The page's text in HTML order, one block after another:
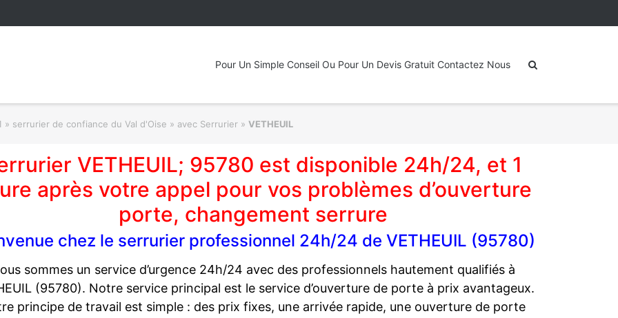
Pour Un Simple Conseil Ou Pour Un Devis Gratuit Contactez Nous
» serrurier de confiance du Val d'Oise » avec Serrurier » VETHEUIL
VETHEUIL; 95780 est disponible 24h/24, et 1
après votre appel pour vos problèmes d’ouverture
porte, changement serrure
chez le serrurier professionnel 24h/24 de VETHEUIL (95780)
sommes un service d’urgence 24h/24 avec des professionnels hautement qualifiés à
(95780). Notre service principal est le service d’ouverture de porte à prix avantageux.
principe de travail est simple : des prix fixes, une arrivée rapide, une ouverture de porte